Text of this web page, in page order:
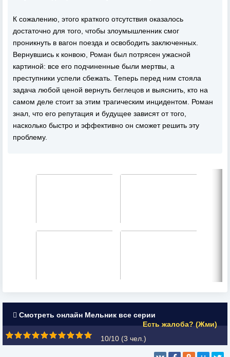
К сожалению, этого краткого отсутствия оказалось
достаточно для того, чтобы злоумышленник смог
проникнуть в вагон поезда и освободить заключенных.
Вернувшись к конвою, Роман был потрясен ужасной
картиной: все его подчиненные были мертвы, а
преступники успели сбежать. Теперь перед ним стояла
задача любой ценой вернуть беглецов и выяснить, кто на
самом деле стоит за этим трагическим инцидентом. Роман
знал, что его репутация и будущее зависят от того,
насколько быстро и эффективно он сможет решить эту
проблему.
Смотреть онлайн Мельник все серии
Есть жалоба? (Жми)
10/10 (3 чел.)